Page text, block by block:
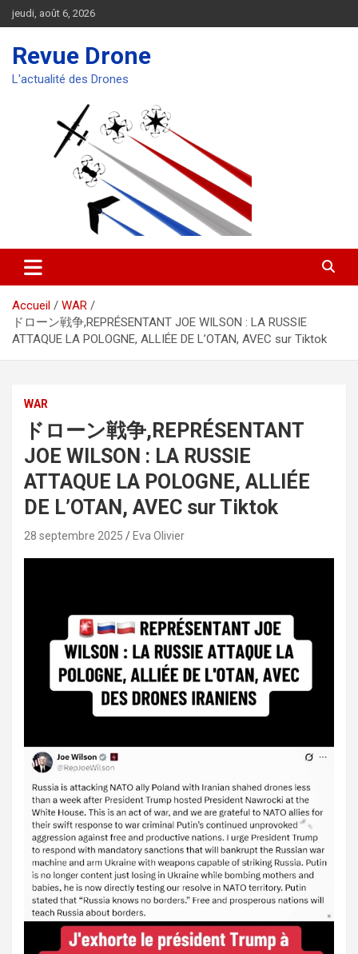
Aller
au
jeudi, août 6, 2026
Revue Drone
L'actualité des Drones
Accueil
WAR
ドローン戦争,REPRÉSENTANT JOE WILSON : LA RUSSIE
ATTAQUE LA POLOGNE, ALLIÉE DE L’OTAN, AVEC sur Tiktok
WAR
ドローン戦争,REPRÉSENTANT
JOE WILSON : LA RUSSIE
ATTAQUE LA POLOGNE, ALLIÉE
DE L’OTAN, AVEC sur Tiktok
28 septembre 2025 Eva Olivier